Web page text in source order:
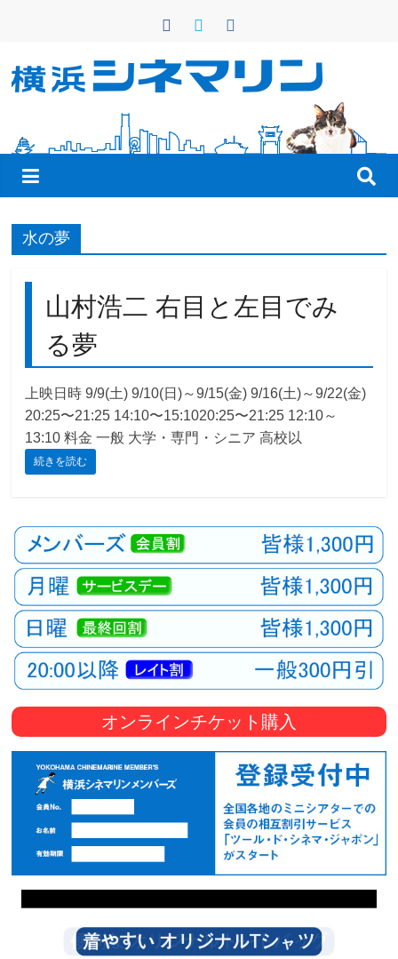
ン
横
浜
シ
ネ
マ
リ
ン
た
い
は
こ
の
街
で
水の夢
山村浩二 右目と左目でみ
る夢
上映日時 9/9(土) 9/10(日)～9/15(金) 9/16(土)～9/22(金)
20:25〜21:25 14:10〜15:1020:25〜21:25 12:10～
13:10 料金 一般 大学・専門・シニア 高校以
続きを読む
オンラインチケット購入